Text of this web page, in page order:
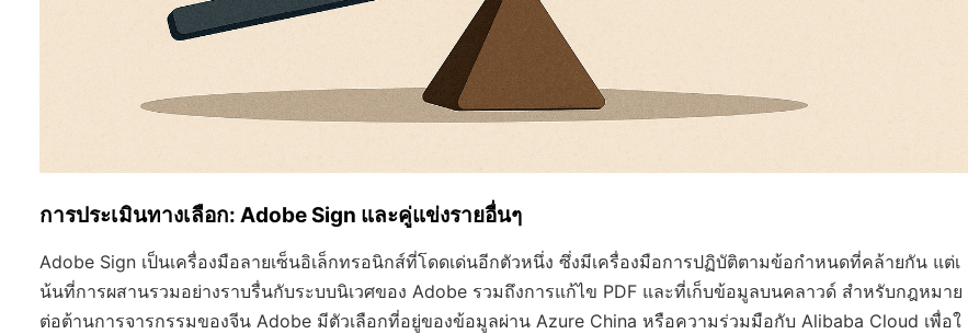
การประเมินทางเลือก: Adobe Sign และคู่แข่งรายอื่นๆ
Adobe Sign เป็นเครื่องมือลายเซ็นอิเล็กทรอนิกส์ที่โดดเด่นอีกตัวหนึ่ง ซึ่งมีเครื่องมือการปฏิบัติตามข้อกำหนดที่คล้ายกัน แต่เ
น้นที่การผสานรวมอย่างราบรื่นกับระบบนิเวศของ Adobe รวมถึงการแก้ไข PDF และที่เก็บข้อมูลบนคลาวด์ สำหรับกฎหมาย
ต่อต้านการจารกรรมของจีน Adobe มีตัวเลือกที่อยู่ของข้อมูลผ่าน Azure China หรือความร่วมมือกับ Alibaba Cloud เพื่อใ